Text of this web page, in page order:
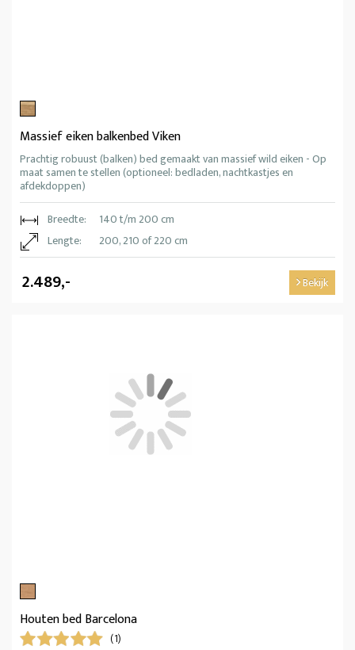
Massief eiken balkenbed Viken
Prachtig robuust (balken) bed gemaakt van massief wild eiken - Op
maat samen te stellen (optioneel: bedladen, nachtkastjes en
afdekdoppen)
Breedte:
140 t/m 200 cm
Lengte:
200, 210 of 220 cm
2.489,- Bekijk
Houten bed Barcelona
(1)